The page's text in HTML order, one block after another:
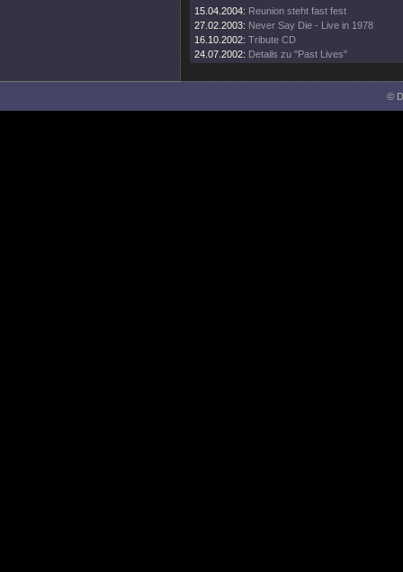
15.04.2004: Reunion steht fast fest
27.02.2003: Never Say Die - Live in 1978
16.10.2002: Tribute CD
24.07.2002: Details zu "Past Lives"
©